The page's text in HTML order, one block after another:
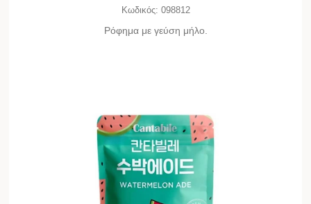
Κωδικός: 098812
Ρόφημα με γεύση μήλο.